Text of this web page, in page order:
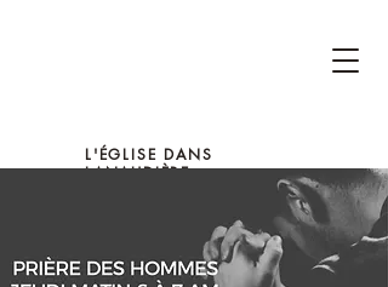
L'ÉGLISE DANS
LANAUDIÈRE